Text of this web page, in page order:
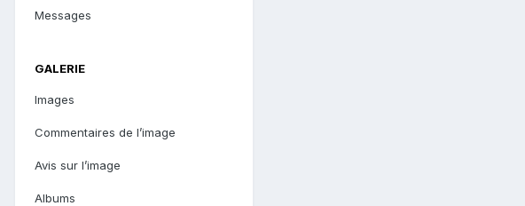
Messages
GALERIE
Images
Commentaires de l’image
Avis sur l’image
Albums